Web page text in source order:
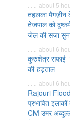
. . . about 5
तहलका
तेजपाल को
जेल की सज़ा
. . . about 6
कुरुक्षेत्र सफाई
की हड़ताल
. . . about 6
Rajouri
प्रभावित
CM उमर